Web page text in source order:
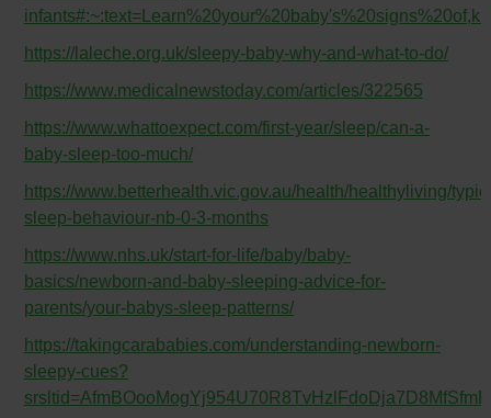
https://laleche.org.uk/sleepy-baby-why-and-what-to-do/
https://www.medicalnewstoday.com/articles/322565
https://www.whattoexpect.com/first-year/sleep/can-a-
baby-sleep-too-much/
https://www.betterhealth.vic.gov.au/health/healthyliving/
sleep-behaviour-nb-0-3-months
https://www.nhs.uk/start-for-life/baby/baby-
basics/newborn-and-baby-sleeping-advice-for-
parents/your-babys-sleep-patterns/
https://takingcarababies.com/understanding-newborn-
sleepy-cues?